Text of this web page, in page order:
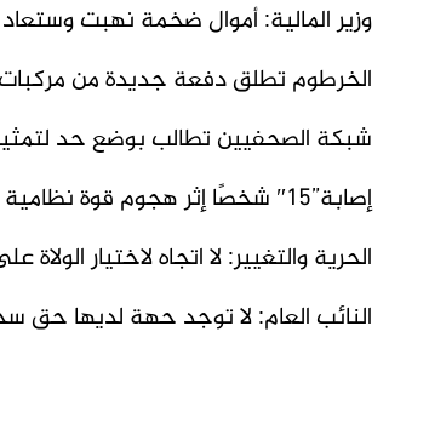
وزير المالية: أموال ضخمة نهبت وستعاد
الخرطوم تطلق دفعة جديدة من مركبات
شبكة الصحفيين تطالب بوضع حد
إصابة”15″ شخصًا إثر هجوم قوة نظامية على قرية بريفي كسلا
الحرية والتغيير: لا اتجاه لاختيار
النائب العام: لا توجد حهة لديها حق